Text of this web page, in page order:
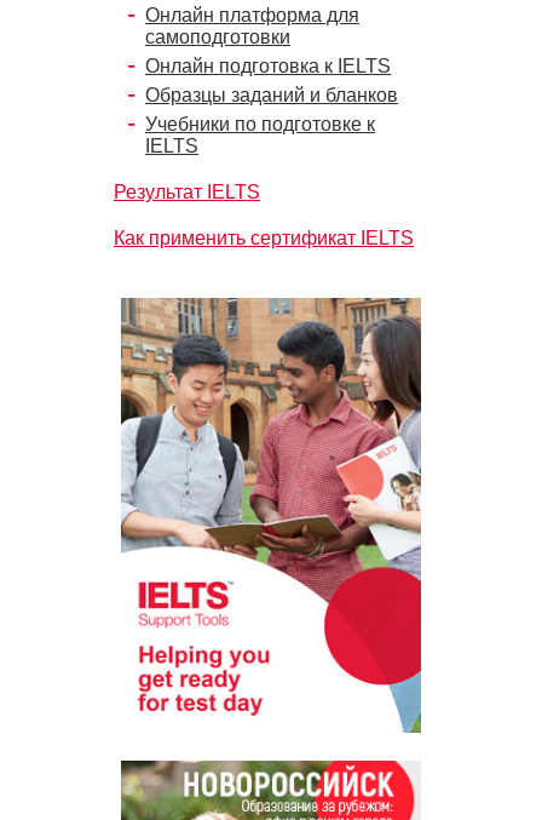
Онлайн платформа для
самоподготовки
Онлайн подготовка к IELTS
Образцы заданий и бланков
Учебники по подготовке к
IELTS
Результат IELTS
Как применить сертификат IELTS